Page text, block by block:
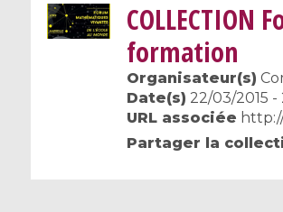
19 videos
CEMRACS 2026 : Modeling and AI
for Environmental Transition /
COLLECTION
formation
Organisateur(s)
Date(s) 22/03/2015 -
URL associée
Partager la